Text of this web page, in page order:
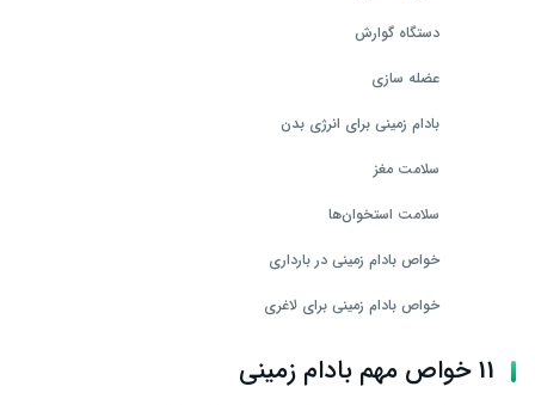
دستگاه گوارش
عضله سازی
بادام زمینی برای انرژی بدن
سلامت مغز
سلامت استخوان‌ها
خواص بادام زمینی در بارداری
خواص بادام زمینی برای لاغری
11 خواص مهم بادام زمینی